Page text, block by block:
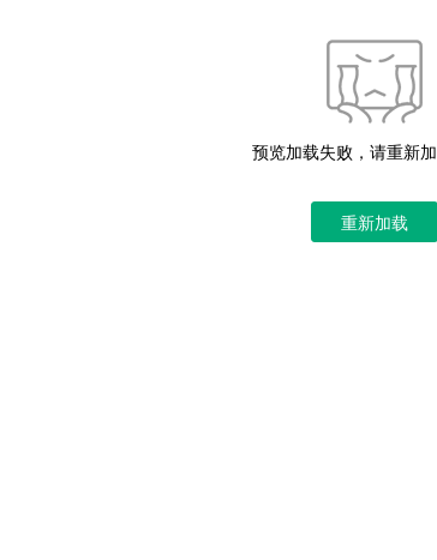
预览加载失败，请重新
重新加载